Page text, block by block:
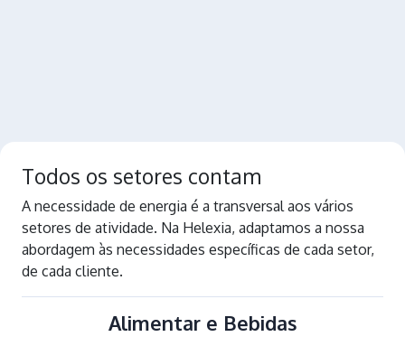
Todos os setores contam
A necessidade de energia é a transversal aos vários
setores de atividade. Na Helexia, adaptamos a nossa
abordagem às necessidades específicas de cada setor,
de cada cliente.
Alimentar e Bebidas